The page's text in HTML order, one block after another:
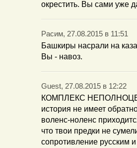
окрестить. Вы сами уже
Расим, 27.08.2015 в 11:51
Башкиры насрали на
Вы - навоз.
Guest, 27.08.2015 в 12:22
КОМПЛЕКС
история не имеет
воленс-ноленс
что твои предки не
сопротивление